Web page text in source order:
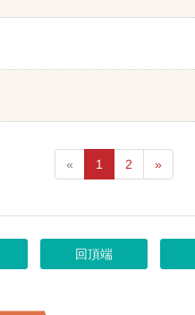
« 1 2 »
回頂端